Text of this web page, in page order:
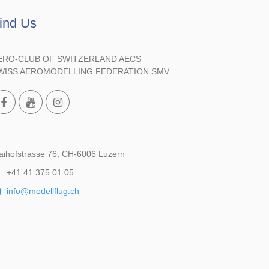
Us
CLUB OF SWITZERLAND AECS
AEROMODELLING FEDERATION SMV
76, CH-6006 Luzern
+41 41 375 01 05
info@modellflug.ch